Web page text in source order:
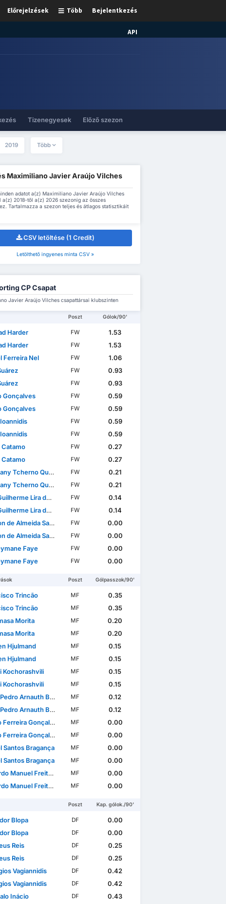
Bejelentkezés
Több
Előrejelzések
API
Tizenegyesek Előző szezon
2019 Több
Super Cup Portuguese League Cup
Maximiliano Javier Araújo Vilches
adatot a(z) Maximiliano Javier Araújo Vilches
a(z) 2018-től a(z) 2026 szezonig az összes
Tartalmazza a szezon teljes és átlagos statisztikáit
CSV letöltése (1 Credit)
Letölthető ingyenes minta CSV »
CP Csapat
Javier Araújo Vilches csapattársai klubszinten
Poszt Gólok/90'
Harder FW
1.53
Harder
FW
1.53
Ferreira Nel
FW
1.06
FW
0.93
FW
0.93
Gonçalves
FW
0.59
Gonçalves
FW
0.59
FW
0.59
FW
0.59
Catamo
FW
0.27
Catamo
FW
0.27
Tcherno Quenda
FW
0.21
Tcherno Quenda
FW
0.21
Lira dos Santos
FW
0.14
Lira dos Santos
FW
0.14
de Almeida Santos
FW
0.00
de Almeida Santos
FW
0.00
Faye
FW
0.00
Faye
FW 0.00
Poszt Gólpasszok/90'
Trincão MF
0.35
Trincão
MF
0.35
Morita
MF
0.20
Morita
MF
0.20
Hjulmand
MF
0.15
Hjulmand
MF
0.15
Kochorashvili
MF
0.15
Kochorashvili
MF
0.15
Arnauth Barrocas Simões
MF
0.12
Arnauth Barrocas Simões
MF
0.12
Gonçalves
MF
0.00
Gonçalves
MF
0.00
Santos Bragança
MF
0.00
Santos Bragança
MF
0.00
Freitas Monteiro Ferreira Felicíssimo
MF
0.00
Freitas Monteiro Ferreira Felicíssimo
MF 0.00
Poszt Kap. gólok./90'
Blopa DF
0.00
Blopa
DF
0.00
Reis
DF
0.25
Reis
DF
0.25
Vagiannidis
DF
0.42
Vagiannidis
DF
0.42
Inácio
DF
0.43